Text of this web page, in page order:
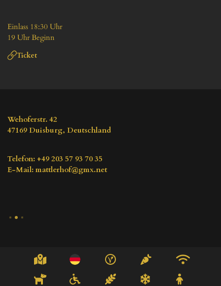
Einlass 18:30 Uhr
19 Uhr Beginn
Ticket
Wehoferstr. 42
47169 Duisburg, Deutschland
Telefon: +49 203 57 93 70 35
E-Mail: mattlerhof@gmx.net